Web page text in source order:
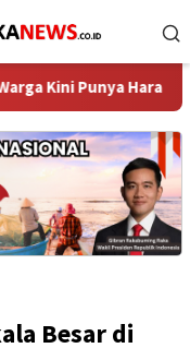
Harapan Baru
Besar di